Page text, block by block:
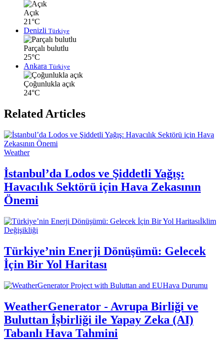
Açık
21°C
Denizli Türkiye
Parçalı bulutlu
25°C
Ankara Türkiye
Çoğunlukla açık
24°C
Related Articles
Weather
İstanbul’da Lodos ve Şiddetli Yağış:
Havacılık Sektörü için Hava Zekasının
Önemi
İklim
Değişikliği
Türkiye’nin Enerji Dönüşümü: Gelecek
İçin Bir Yol Haritası
Hava Durumu
WeatherGenerator - Avrupa Birliği ve
Buluttan İşbirliği ile Yapay Zeka (AI)
Tabanlı Hava Tahmini